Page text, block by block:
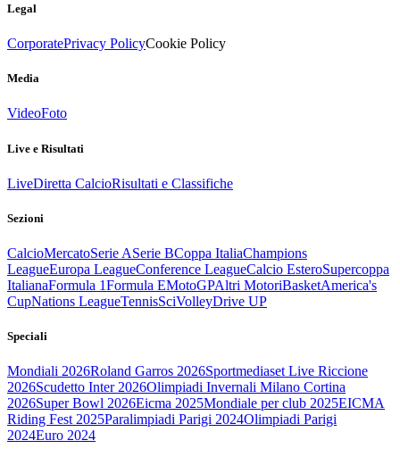
Legal
CorporatePrivacy PolicyCookie Policy
Media
VideoFoto
Live e Risultati
LiveDiretta CalcioRisultati e Classifiche
Sezioni
CalcioMercatoSerie ASerie BCoppa ItaliaChampions
LeagueEuropa LeagueConference LeagueCalcio EsteroSupercoppa
ItalianaFormula 1Formula EMotoGPAltri MotoriBasketAmerica's
CupNations LeagueTennisSciVolleyDrive UP
Speciali
Mondiali 2026Roland Garros 2026Sportmediaset Live Riccione
2026Scudetto Inter 2026Olimpiadi Invernali Milano Cortina
2026Super Bowl 2026Eicma 2025Mondiale per club 2025EICMA
Riding Fest 2025Paralimpiadi Parigi 2024Olimpiadi Parigi
2024Euro 2024